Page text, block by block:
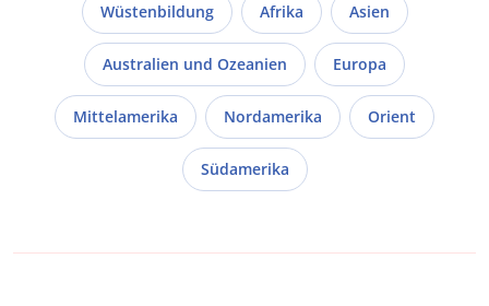
Wüstenbildung Afrika Asien
Australien und Ozeanien Europa
Mittelamerika Nordamerika Orient
Südamerika